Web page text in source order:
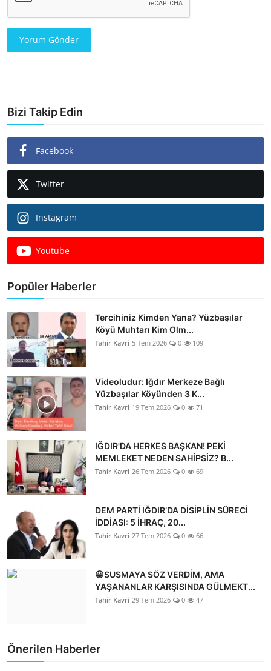
Yorum Gönder
Bizi Takip Edin
Facebook
Twitter
Instagram
Youtube
Popüler Haberler
Tercihiniz Kimden Yana? Yüzbaşılar
Köyü Muhtarı Kim Olm...
Tahir Kavri 5 Tem 2026 0 109
Videoludur: Iğdır Merkeze Bağlı
Yüzbaşılar Köyünden 3 K...
Tahir Kavri 19 Tem 2026 0 71
IĞDIR'DA HERKES BAŞKAN! PEKİ
MEMLEKET NEDEN SAHİPSİZ? B...
Tahir Kavri 26 Tem 2026 0 69
DEM PARTİ IĞDIR’DA DİSİPLİN SÜRECİ
İDDİASI: 5 İHRAÇ, 20...
Tahir Kavri 27 Tem 2026 0 66
😀SUSMAYA SÖZ VERDİM, AMA
YAŞANANLAR KARŞISINDA GÜLMEKT...
Tahir Kavri 29 Tem 2026 0 47
Önerilen Haberler